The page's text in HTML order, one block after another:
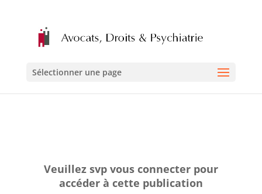
Sélectionner une page
Veuillez svp vous connecter pour
accéder à cette publication